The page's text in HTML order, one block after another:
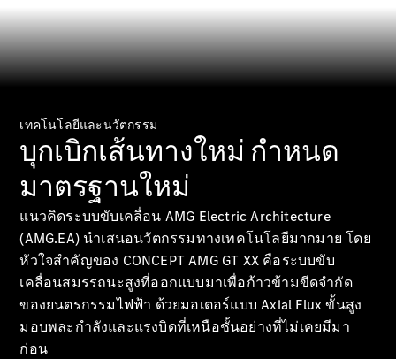
Saloon
EQE
Saloon
ไฟฟ้า 100%
E-Class
S-Class
Mercedes-
Maybach S-
Class
Mercedes-
Maybach S-
Class
ออกแบบ
รถยนต์
ทดลองขับ
เทคโนโลยีและนวัตกรรม
บุกเบิกเส้นทางใหม่ กำหนด
มาตรฐานใหม่
แนวคิดระบบขับเคลื่อน AMG Electric Architecture
(AMG.EA) นำเสนอนวัตกรรมทางเทคโนโลยีมากมาย โดย
หัวใจสำคัญของ CONCEPT AMG GT XX คือระบบขับ
เคลื่อนสมรรถนะสูงที่ออกแบบมาเพื่อก้าวข้ามขีดจำกัด
ของยนตรกรรมไฟฟ้า ด้วยมอเตอร์แบบ Axial Flux ขั้นสูง
มอบพละกำลังและแรงบิดที่เหนือชั้นอย่างที่ไม่เคยมีมา
ก่อน